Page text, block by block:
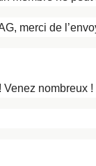
merci de
nombreux !